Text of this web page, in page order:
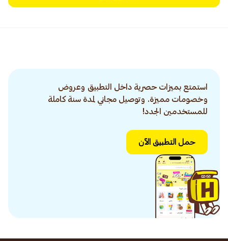
استمتع بميزات حصرية داخل التطبيق وعروض
وخصومات مميزة. وتوصيل مجاني لمدة سنة كاملة
للمستخدمين الجدد!
حمل التطبيق الآن